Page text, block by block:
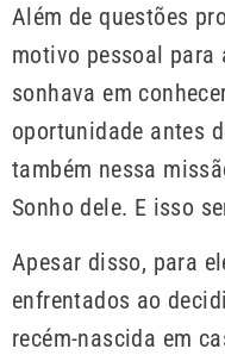
Além de questões
motivo pessoal para
sonhava em
oportunidade antes
também nessa
Sonho dele. E isso
Apesar disso, para
enfrentados ao
recém-nascida em